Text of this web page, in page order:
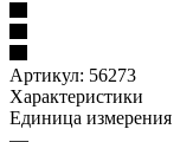
Артикул: 56273
Характеристики
Единица измерения